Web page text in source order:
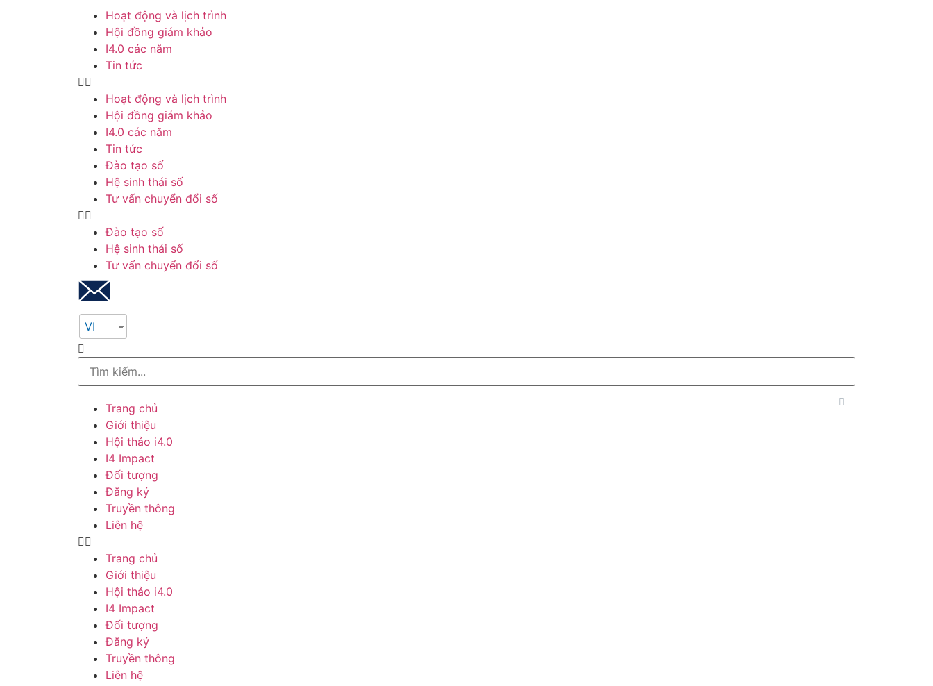
Hoạt động và lịch trình
Hội đồng giám khảo
I4.0 các năm
Tin tức
Hoạt động và lịch trình
Hội đồng giám khảo
I4.0 các năm
Tin tức
Đào tạo số
Hệ sinh thái số
Tư vấn chuyển đổi số
Đào tạo số
Hệ sinh thái số
Tư vấn chuyển đổi số
VI
Trang chủ
Giới thiệu
Hội thảo i4.0
I4 Impact
Đối tượng
Đăng ký
Truyền thông
Liên hệ
Trang chủ
Giới thiệu
Hội thảo i4.0
I4 Impact
Đối tượng
Đăng ký
Truyền thông
Liên hệ